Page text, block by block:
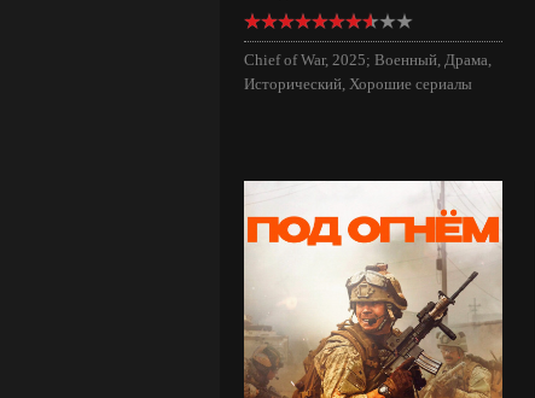
Chief of War, 2025; Военный, Драма,
Исторический, Хорошие сериалы